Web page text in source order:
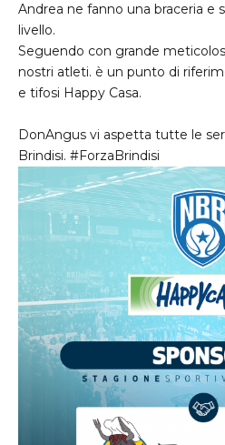
Andrea ne fanno una braceria e
livello.
Seguendo con grande
nostri atleti. è un punto di
e tifosi Happy Casa.
DonAngus vi aspetta tutte le
Brindisi. #ForzaBrindisi